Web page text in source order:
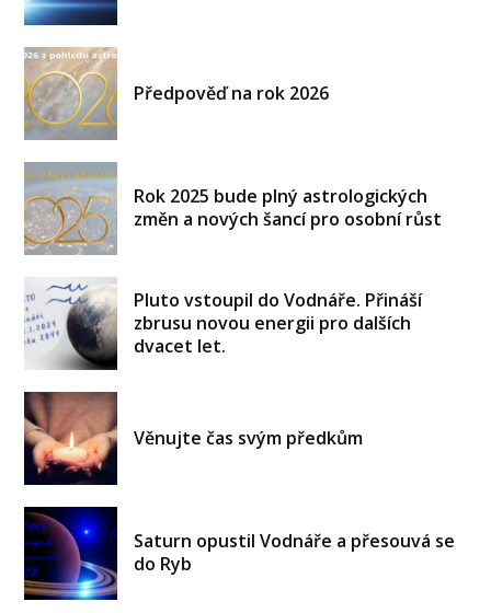
Předpověď na rok 2026
Rok 2025 bude plný astrologických
změn a nových šancí pro osobní růst
Pluto vstoupil do Vodnáře. Přináší
zbrusu novou energii pro dalších
dvacet let.
Věnujte čas svým předkům
Saturn opustil Vodnáře a přesouvá se
do Ryb